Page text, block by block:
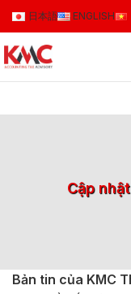
日本語 ENGLISH
Cập
Bản tin của KMC